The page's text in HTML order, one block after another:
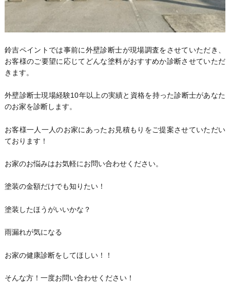
鈴吉ペイントでは事前に外壁診断士が現場調査をさせていただき、
お客様のご要望に応じてどんな塗料がおすすめか診断させていただ
きます。
外壁診断士現場経験10年以上の実績と資格を持った診断士があなた
のお家を診断します。
お客様一人一人のお家にあったお見積もりをご提案させていただい
ております！
お家のお悩みはお気軽にお問い合わせください。
塗装の金額だけでも知りたい！
塗装したほうがいいかな？
雨漏れが気になる
お家の健康診断をしてほしい！！
そんな方！一度お問い合わせください！